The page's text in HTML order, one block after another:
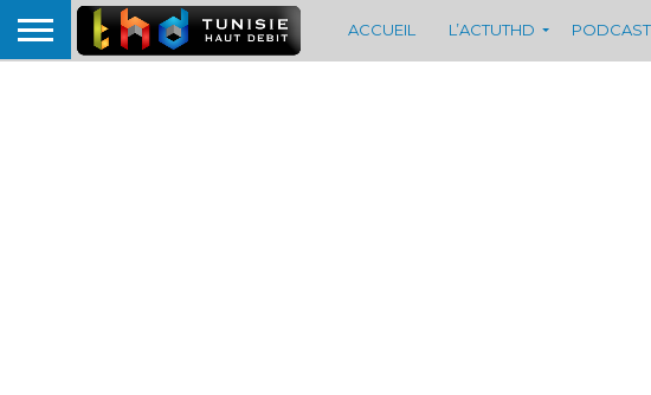
ACCUEIL L’ACTUTHD